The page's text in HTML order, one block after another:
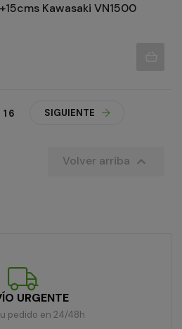
Kawasaki VN1500
16 SIGUIENTE
Volver arriba 
URGENTE
pedido en 24/48h